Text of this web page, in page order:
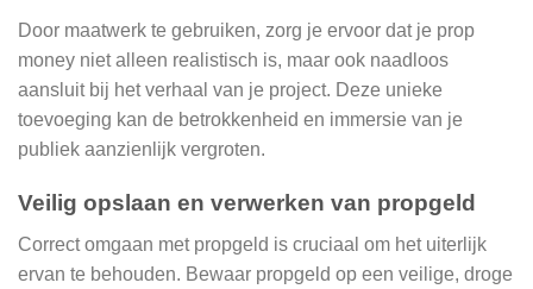
Door maatwerk te gebruiken, zorg je ervoor dat je prop
money niet alleen realistisch is, maar ook naadloos
aansluit bij het verhaal van je project. Deze unieke
toevoeging kan de betrokkenheid en immersie van je
publiek aanzienlijk vergroten.
Veilig opslaan en verwerken van propgeld
Correct omgaan met propgeld is cruciaal om het uiterlijk
ervan te behouden. Bewaar propgeld op een veilige, droge